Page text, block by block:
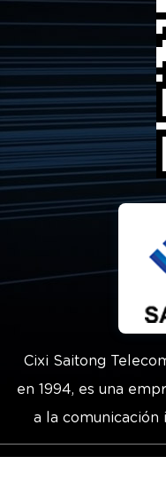
Cixi Saitong
en 1994, es una
a la comunicación